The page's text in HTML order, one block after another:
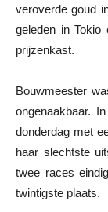
veroverde goud
geleden in
prijzenkast.
Bouwmeester
ongenaakbaar.
donderdag met
haar slechtste
twee races
twintigste plaats.